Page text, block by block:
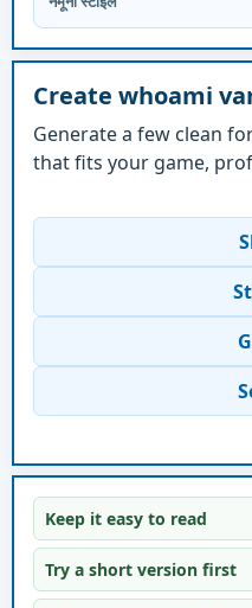
Create whoami
Generate a few clean
that fits your game,
Keep it easy to read
Try a short version first